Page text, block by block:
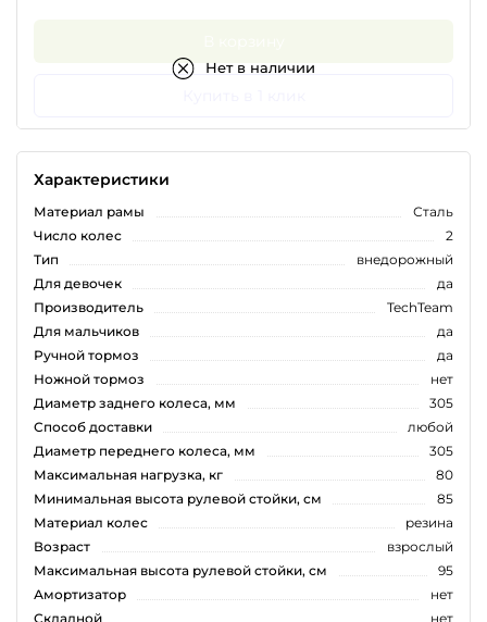
Нет в наличии
Характеристики
Материал рамы
Сталь
Число колес
2
Тип
внедорожный
Для девочек
да
Производитель
TechTeam
Для мальчиков
да
Ручной тормоз
да
Ножной тормоз
нет
Диаметр заднего колеса, мм
305
Способ доставки
любой
Диаметр переднего колеса, мм
305
Максимальная нагрузка, кг
80
Минимальная высота рулевой стойки, см
85
Материал колес
резина
Возраст
взрослый
Максимальная высота рулевой стойки, см
95
Амортизатор
нет
Складной
нет